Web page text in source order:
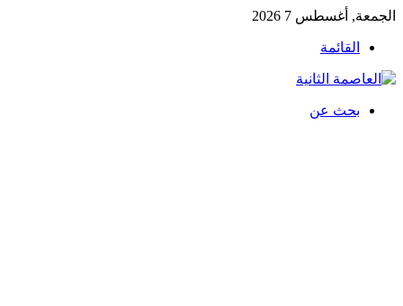
الجمعة, أغسطس 7 2026
القائمة
بحث عن